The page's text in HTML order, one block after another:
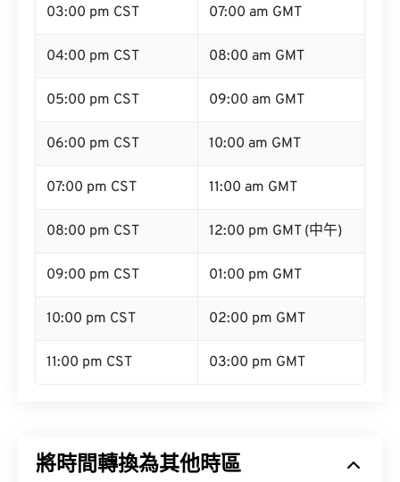
03:00 pm CST 07:00 am GMT
04:00 pm CST 08:00 am GMT
05:00 pm CST 09:00 am GMT
06:00 pm CST 10:00 am GMT
07:00 pm CST 11:00 am GMT
08:00 pm CST 12:00 pm GMT (中午)
09:00 pm CST 01:00 pm GMT
10:00 pm CST 02:00 pm GMT
11:00 pm CST 03:00 pm GMT
將時間轉換為其他時區